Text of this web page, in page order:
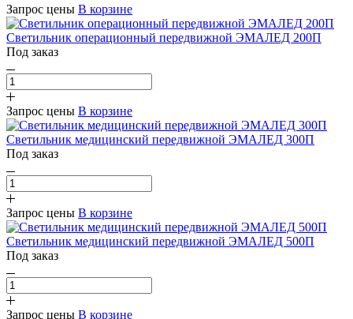
Запрос цены В корзине
Светильник операционный передвижной ЭМАЛЕД 200П
Под заказ
Запрос цены В корзине
Светильник медицинский передвижной ЭМАЛЕД 300П
Под заказ
Запрос цены В корзине
Светильник медицинский передвижной ЭМАЛЕД 500П
Под заказ
Запрос цены В корзине